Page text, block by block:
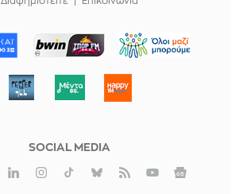
ΜΠΟΡΟΥΜΕ
SOCIAL MEDIA